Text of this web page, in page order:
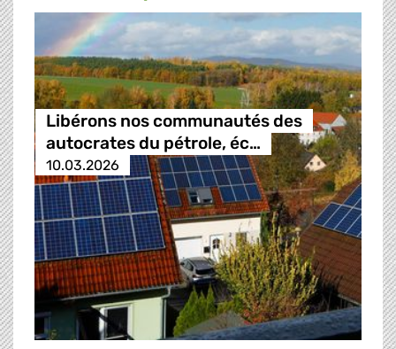
Libérons nos communautés des
autocrates du pétrole, éc…
10.03.2026